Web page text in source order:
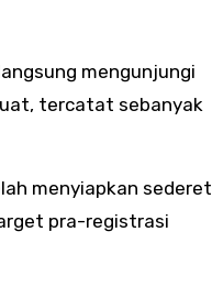
mengunjungi
tercatat sebanyak
menyiapkan sederet
pra-registrasi